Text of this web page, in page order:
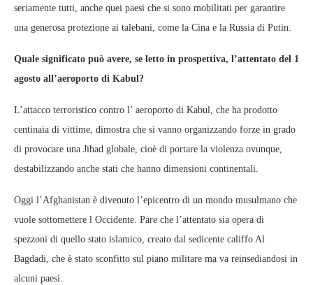
seriamente tutti, anche quei paesi che si sono mobilitati per garantire
una generosa protezione ai talebani, come la Cina e la Russia di Putin.
Quale significato può avere, se letto in prospettiva, l’attentato del 1
agosto all’aeroporto di Kabul?
L’attacco terroristico contro l’ aeroporto di Kabul, che ha prodotto
centinaia di vittime, dimostra che si vanno organizzando forze in grado
di provocare una Jihad globale, cioè di portare la violenza ovunque,
destabilizzando anche stati che hanno dimensioni continentali.
Oggi l’Afghanistan è divenuto l’epicentro di un mondo musulmano che
vuole sottomettere l Occidente. Pare che l’attentato sia opera di
spezzoni di quello stato islamico, creato dal sedicente califfo Al
Bagdadi, che è stato sconfitto sul piano militare ma va reinsediandosi in
alcuni paesi.